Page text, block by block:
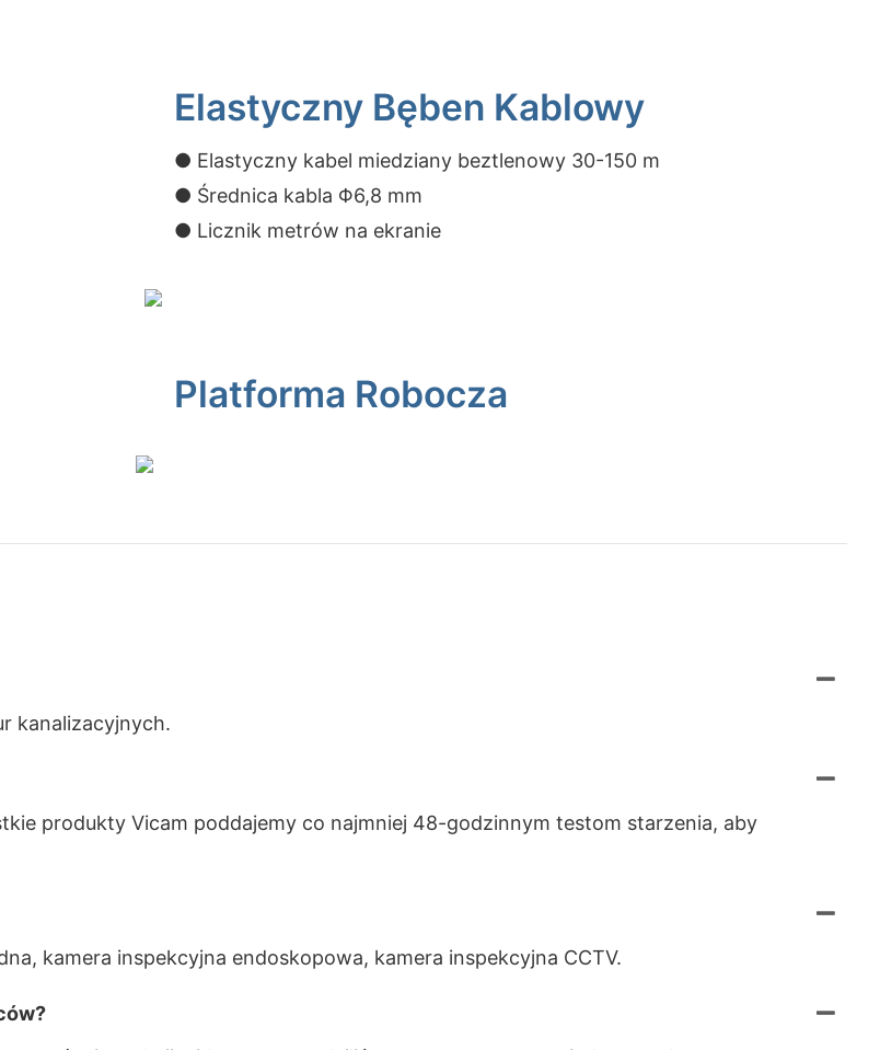
Elastyczny Bęben Kablowy
● Elastyczny kabel miedziany beztlenowy 30-150 m
● Średnica kabla Φ6,8 mm
● Licznik metrów na ekranie
Platforma Robocza
kanalizacyjnych.
produkty Vicam poddajemy co najmniej 48-godzinnym testom starzenia, aby
kamera inspekcyjna endoskopowa, kamera inspekcyjna CCTV.